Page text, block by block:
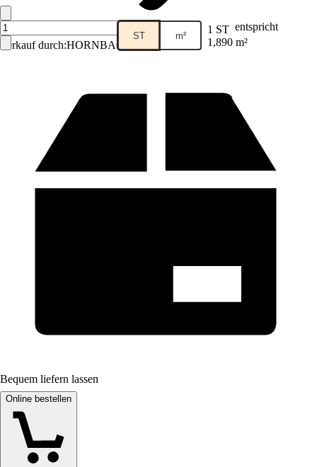
Verkauf durch:HORNBACH
ST m² 1 ST entspricht
1,890 m²
Bequem liefern lassen
Online bestellen